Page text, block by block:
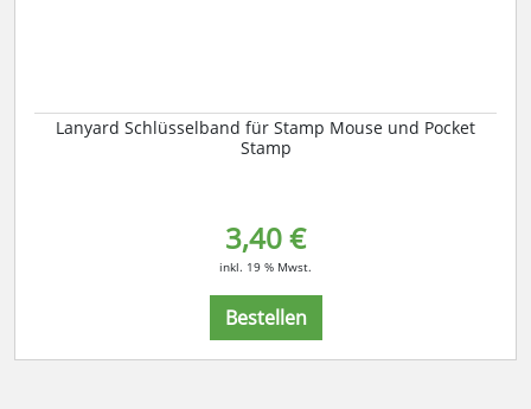
Lanyard Schlüsselband für Stamp Mouse und Pocket
Stamp
3,40 €
inkl. 19 % Mwst.
Bestellen